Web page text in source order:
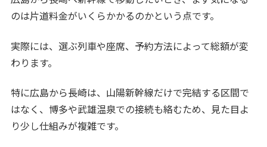
のは片道料金がいくらかかるのかという点です。
実際には、選ぶ列車や座席、予約方法によって総額が変
わります。
特に広島から長崎は、山陽新幹線だけで完結する区間で
はなく、博多や武雄温泉での接続も絡むため、見た目よ
り少し仕組みが複雑です。